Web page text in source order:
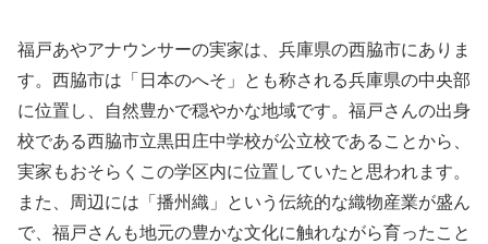
福戸あやアナウンサーの実家は、兵庫県の西脇市にありま
す。西脇市は「日本のへそ」とも称される兵庫県の中央部
に位置し、自然豊かで穏やかな地域です。福戸さんの出身
校である西脇市立黒田庄中学校が公立校であることから、
実家もおそらくこの学区内に位置していたと思われます。
また、周辺には「播州織」という伝統的な織物産業が盛ん
で、福戸さんも地元の豊かな文化に触れながら育ったこと